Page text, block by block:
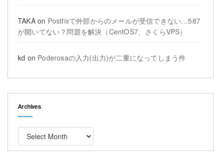
TAKAon Postfixで外部からのメールが受信できない…587
が開いてない？問題を解決（CentOS7、さくらVPS）
kd on Poderosaの入力(出力)が二重になってしまう件
Archives